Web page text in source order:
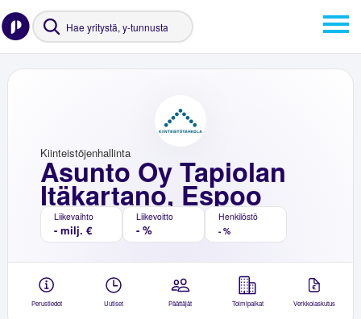
Asunto Oy Tapiolan
Itäkartano, Espoo
Kiinteistöjenhallinta
Liikevaihto
- milj. €
Liikevoitto
- %
Henkilöstö
- %
Perustiedot Uutiset Päättäjät Toimipaikat Verkkolaskutus